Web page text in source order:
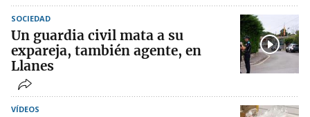
SOCIEDAD
Un guardia civil mata a su
expareja, también agente, en
Llanes
VÍDEOS